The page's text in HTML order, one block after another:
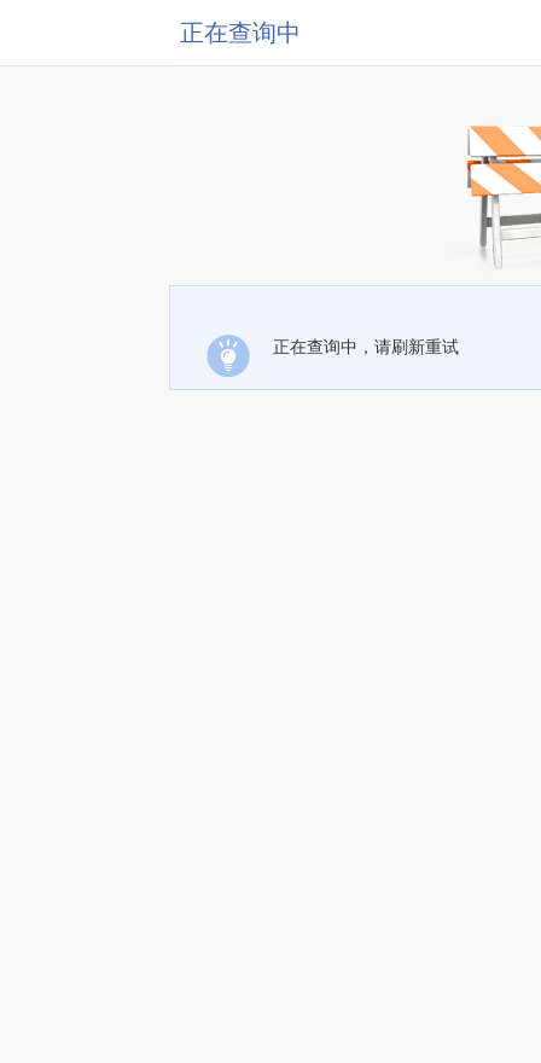
正在查询中
正在查询中，请刷新重试